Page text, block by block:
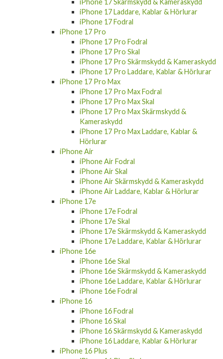
iPhone 17 Skärmskydd & Kameraskydd
iPhone 17 Laddare, Kablar & Hörlurar
iPhone 17 Fodral
iPhone 17 Pro
iPhone 17 Pro Fodral
iPhone 17 Pro Skal
iPhone 17 Pro Skärmskydd & Kameraskydd
iPhone 17 Pro Laddare, Kablar & Hörlurar
iPhone 17 Pro Max
iPhone 17 Pro Max Fodral
iPhone 17 Pro Max Skal
iPhone 17 Pro Max Skärmskydd &
Kameraskydd
iPhone 17 Pro Max Laddare, Kablar &
Hörlurar
iPhone Air
iPhone Air Fodral
iPhone Air Skal
iPhone Air Skärmskydd & Kameraskydd
iPhone Air Laddare, Kablar & Hörlurar
iPhone 17e
iPhone 17e Fodral
iPhone 17e Skal
iPhone 17e Skärmskydd & Kameraskydd
iPhone 17e Laddare, Kablar & Hörlurar
iPhone 16e
iPhone 16e Skal
iPhone 16e Skärmskydd & Kameraskydd
iPhone 16e Laddare, Kablar & Hörlurar
iPhone 16e Fodral
iPhone 16
iPhone 16 Fodral
iPhone 16 Skal
iPhone 16 Skärmskydd & Kameraskydd
iPhone 16 Laddare, Kablar & Hörlurar
iPhone 16 Plus